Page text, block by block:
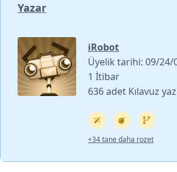
Yazar
iRobot
Üyelik tarihi: 09/24/
1 İtibar
636 adet Kılavuz
+34 tane daha rozet